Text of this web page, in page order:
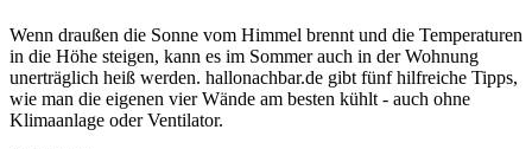
Wenn draußen die Sonne vom Himmel brennt und die Temperaturen
in die Höhe steigen, kann es im Sommer auch in der Wohnung
unerträglich heiß werden. hallonachbar.de gibt fünf hilfreiche Tipps,
wie man die eigenen vier Wände am besten kühlt - auch ohne
Klimaanlage oder Ventilator.